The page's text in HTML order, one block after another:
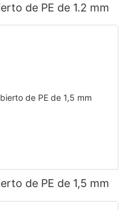
de PE de 1.2 mm
de PE de 1,5 mm